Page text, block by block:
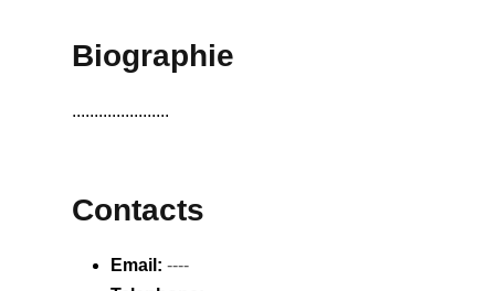
Biographie
......................
Contacts
Email: ----